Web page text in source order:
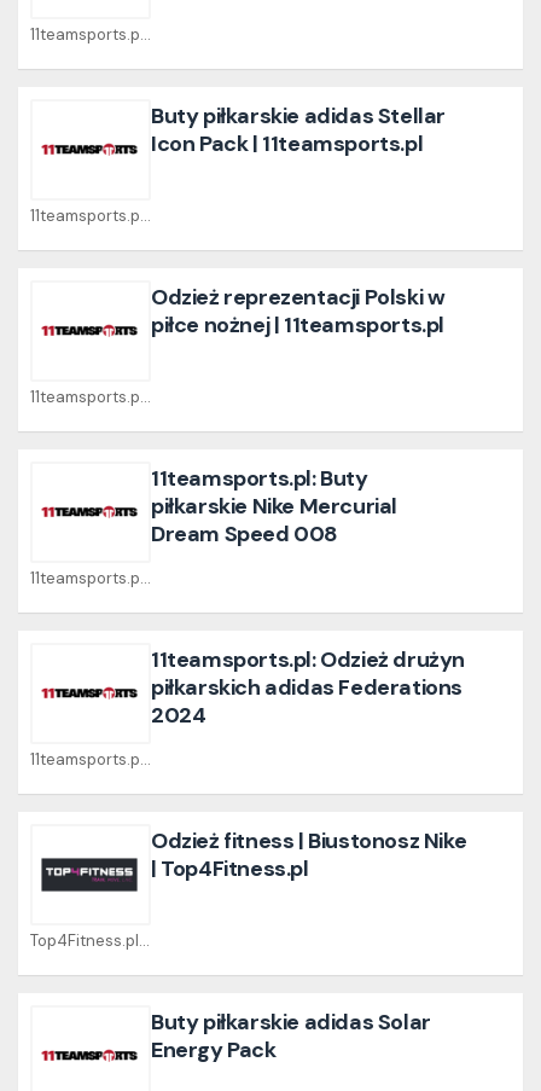
11teamsports.pl Coupons
11teamsports.pl Coupons
Buty piłkarskie adidas Stellar
Icon Pack | 11teamsports.pl
11teamsports.pl Coupons
Odzież reprezentacji Polski w
piłce nożnej | 11teamsports.pl
11teamsports.pl Coupons
11teamsports.pl: Buty
piłkarskie Nike Mercurial
Dream Speed 008
11teamsports.pl Coupons
11teamsports.pl: Odzież drużyn
piłkarskich adidas Federations
2024
Top4Fitness.pl Coupons
Odzież fitness | Biustonosz Nike
| Top4Fitness.pl
Buty piłkarskie adidas Solar
Energy Pack